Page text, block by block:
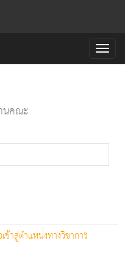
T
o
v
o
นคณะ
าสู่ตำแหน่งทางวิชาการ